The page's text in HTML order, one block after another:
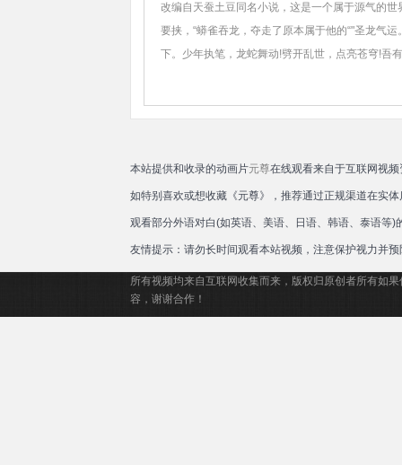
改编自天蚕土豆同名小说，这是一个属于源气的
要挟，“蟒雀吞龙，夺走了原本属于他的“"圣龙气
下。少年执笔，龙蛇舞动!劈开乱世，点亮苍穹!吾
本站提供和收录的动画片元尊在线观看来自于互联网视
如特别喜欢或想收藏《元尊》，推荐通过正规渠道在实
观看部分外语对白(如英语、美语、日语、韩语、泰语等
友情提示：请勿长时间观看本站视频，注意保护视力并预
所有视频均来自互联网收集而来，版权归原创者所有如
容，谢谢合作！